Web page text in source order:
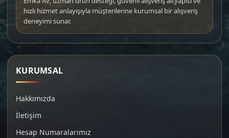
hızlı hizmet anlayışıyla müşterilerine kurumsal bir alışveriş
deneyimi sunar.
KURUMSAL
Hakkımızda
İletişim
Hesap Numaralarımız